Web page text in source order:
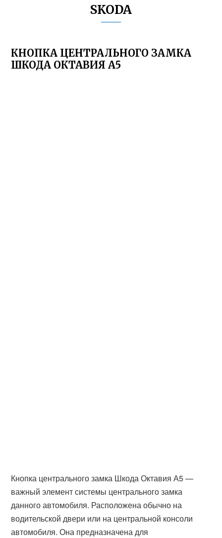
SKODA
КНОПКА ЦЕНТРАЛЬНОГО ЗАМКА
ШКОДА ОКТАВИЯ А5
Кнопка центрального замка Шкода Октавия А5 —
важный элемент системы центрального замка
данного автомобиля. Расположена обычно на
водительской двери или на центральной консоли
автомобиля. Она предназначена для